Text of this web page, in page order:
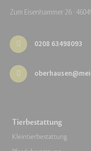
Zum Eisenhammer 26 ·
0208 63498093
Tierbestattung
Kleintierbestattung